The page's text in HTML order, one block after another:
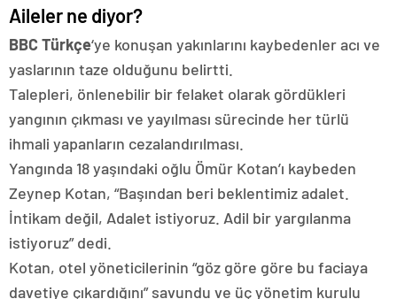
Aileler ne diyor?
BBC Türkçe‘ye konuşan yakınlarını kaybedenler acı ve
yaslarının taze olduğunu belirtti.
Talepleri, önlenebilir bir felaket olarak gördükleri
yangının çıkması ve yayılması sürecinde her türlü
ihmali yapanların cezalandırılması.
Yangında 18 yaşındaki oğlu Ömür Kotan’ı kaybeden
Zeynep Kotan, “Başından beri beklentimiz adalet.
İntikam değil, Adalet istiyoruz. Adil bir yargılanma
istiyoruz” dedi.
Kotan, otel yöneticilerinin “göz göre göre bu faciaya
davetiye çıkardığını” savundu ve üç yönetim kurulu